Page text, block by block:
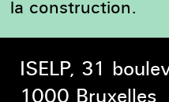
la construction.
ISELP, 31
1000 Bruxelles